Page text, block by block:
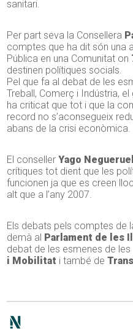
sanitari.
Per part seva la Consellera
comptes que ha dit són una
Pública en una Comunitat on
destinen polítiques socials.
Pel que fa al debat de les
Treball, Comerç i Indústria, el
ha criticat que tot i que la
record no s’aconsegueix
abans de la crisi econòmica.
El consellerYago
crítiques tot dient que les
funcionen ja que es creen
alt que a l’any 2007.
Els debats pels comptes de
demà al Parlament de les
debat de les esmenes de
i Mobilitat i també de